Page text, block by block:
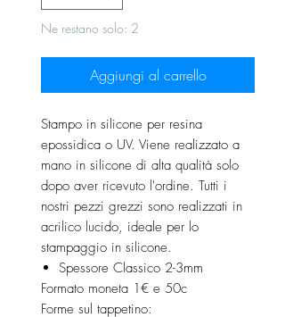
Ne restano solo: 2
Aggiungi al carrello
Stampo in silicone per resina
epossidica o UV. Viene realizzato a
mano in silicone di alta qualità solo
dopo aver ricevuto l'ordine. Tutti i
nostri pezzi grezzi sono realizzati in
acrilico lucido, ideale per lo
stampaggio in silicone.
Spessore Classico 2-3mm
Formato moneta 1€ e 50c
Forme sul tappetino: